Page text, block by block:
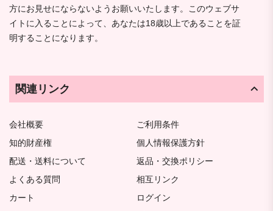
方にお見せにならないようお願いいたします。このウェブサ
イトに入ることによって、あなたは18歳以上であることを証
明することになります。
関連リンク
会社概要
ご利用条件
知的財産権
個人情報保護方針
配送・送料について
返品・交換ポリシー
よくある質問
相互リンク
カート
ログイン